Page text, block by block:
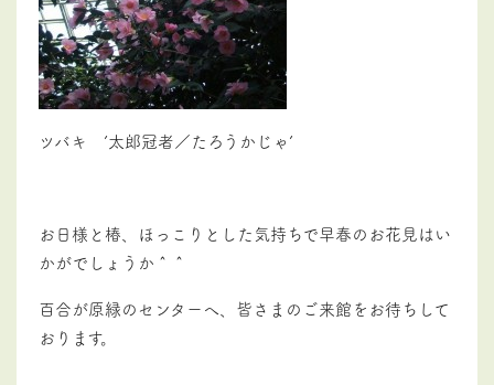
ツバキ ’太郎冠者／たろうかじゃ’
お日様と椿、ほっこりとした気持ちで早春のお花見はい
かがでしょうか＾＾
百合が原緑のセンターへ、皆さまのご来館をお待ちして
おります。